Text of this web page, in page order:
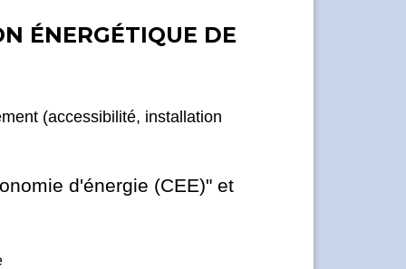
ÉNERGÉTIQUE DE
(accessibilité, installation
d'énergie (CEE)" et